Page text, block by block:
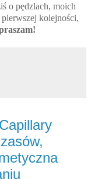
o pędzlach, moich
kolejności,